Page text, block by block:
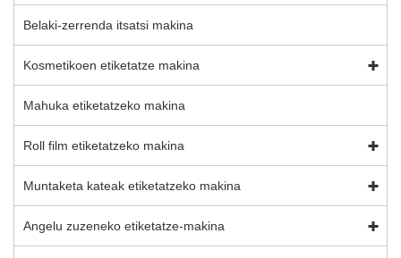
Belaki-zerrenda itsatsi makina
Kosmetikoen etiketatze makina
Mahuka etiketatzeko makina
Roll film etiketatzeko makina
Muntaketa kateak etiketatzeko makina
Angelu zuzeneko etiketatze-makina